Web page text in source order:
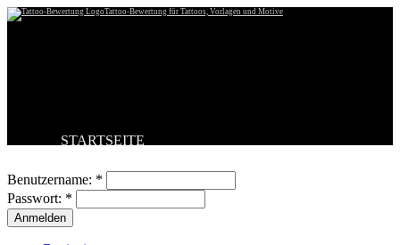
Tattoo-Bewertung für Tattoos, Vorlagen und Motive
STARTSEITE
BESTE TATTOOS
NEUESTE TATTOOS
KOMMENTARE
FORUM
Benutzername: *
Passwort: *